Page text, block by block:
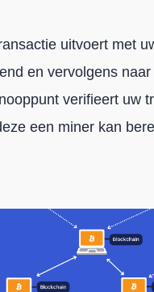
uitvoert met
en vervolgens
verifieert uw
een miner kan